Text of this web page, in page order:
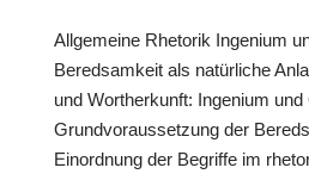
Allgemeine Rhetorik Ingenium
Beredsamkeit als natürliche
und Wortherkunft: Ingenium und
Grundvoraussetzung der
Einordnung der Begriffe im